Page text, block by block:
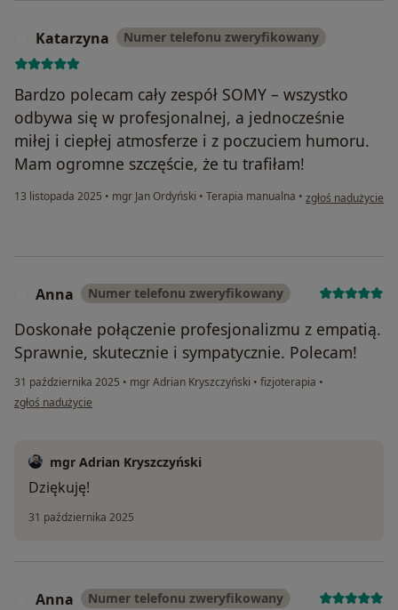
Katarzyna Numer telefonu zweryfikowany
Bardzo polecam cały zespół SOMY – wszystko
odbywa się w profesjonalnej, a jednocześnie
miłej i ciepłej atmosferze i z poczuciem humoru.
Mam ogromne szczęście, że tu trafiłam!
13 listopada 2025 • mgr Jan Ordyński • Terapia manualna • w opinii
zgłoś nadużycie
Anna Numer telefonu zweryfikowany
Doskonałe połączenie profesjonalizmu z empatią.
Sprawnie, skutecznie i sympatycznie. Polecam!
31 października 2025 • mgr Adrian Kryszczyński • fizjoterapia •
w opinii użytkownika Anna
zgłoś nadużycie
mgr Adrian Kryszczyński
Dziękuję!
31 października 2025
Anna Numer telefonu zweryfikowany